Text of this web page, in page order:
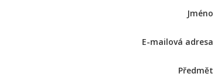
Jméno
E-mailová adresa
Předmět